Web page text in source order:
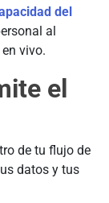
del
al
vivo.
el
de tu flujo de
datos y tus